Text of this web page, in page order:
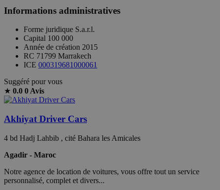
Informations administratives
Forme juridique S.a.r.l.
Capital 100 000
Année de création 2015
RC 71799 Marrakech
ICE 000319681000061
Suggéré pour vous
★ 0.0 0 Avis
Akhiyat Driver Cars
4 bd Hadj Lahbib , cité Bahara les Amicales
Agadir - Maroc
Notre agence de location de voitures, vous offre tout un service
personnalisé, complet et divers...